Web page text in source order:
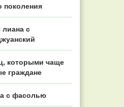
поколения
лиана с
которыми чаще
граждане
с фасолью